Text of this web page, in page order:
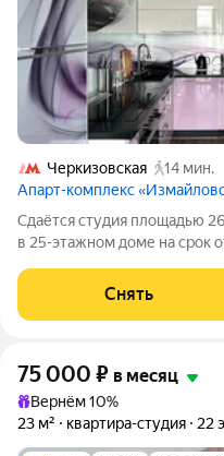
Черкизовская
14 мин.
Апарт-комплекс
Сдаётся студия площадью
в 25-этажном доме на срок
Кондиционер Дом -
подъезде 5 лифтов -
Снять
75 000 ₽ в месяц
Вернём 10%
23 м²
квартира-студия 22